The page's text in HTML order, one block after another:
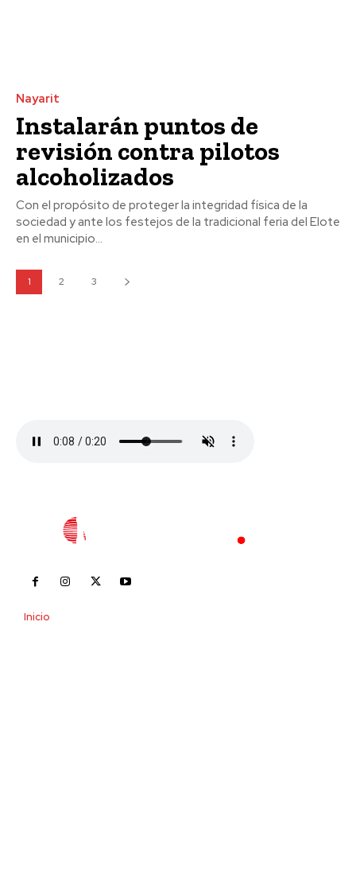
Nayarit
Instalarán puntos de
revisión contra pilotos
alcoholizados
Con el propósito de proteger la integridad física de la
sociedad y ante los festejos de la tradicional feria del Elote
en el municipio...
1 2 3
Inicio